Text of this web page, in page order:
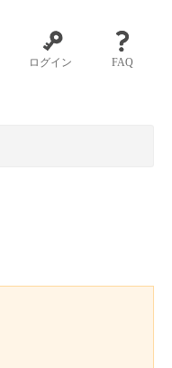
ログイン FAQ